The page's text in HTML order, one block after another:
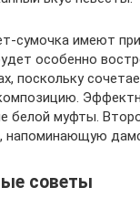
сумочка имеют
особенно
поскольку
белой муфты.
напоминающую
советы